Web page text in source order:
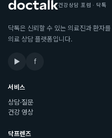
건강상담 포럼 · 닥톡
닥톡은 신뢰할 수 있는 의료진과 환자
의료 상담 플랫폼입니다.
▶ f
서비스
상담·질문
건강 영상
닥프렌즈